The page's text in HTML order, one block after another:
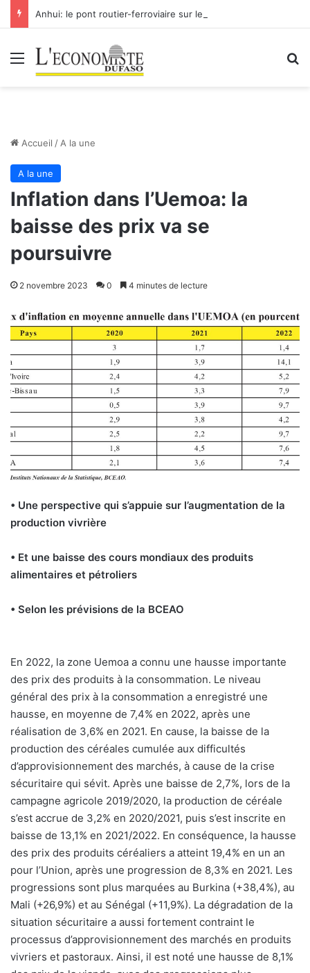
Menu
Accueil / A la une
A la une
Inflation dans l’Uemoa: la
baisse des prix va se
poursuivre
2 novembre 2023 0 4 minutes de lecture
• Une perspective qui s’appuie sur l’augmentation de la
production vivrière
• Et une baisse des cours mondiaux des produits
alimentaires et pétroliers
• Selon les prévisions de la BCEAO
En 2022, la zone Uemoa a connu une hausse importante
des prix des produits à la consommation. Le niveau
général des prix à la consommation a enregistré une
hausse, en moyenne de 7,4% en 2022, après une
réalisation de 3,6% en 2021. En cause, la baisse de la
production des céréales cumulée aux difficultés
d’approvisionnement des marchés, à cause de la crise
sécuritaire qui sévit. Après une baisse de 2,7%, lors de la
campagne agricole 2019/2020, la production de céréale
s’est accrue de 3,2% en 2020/2021, puis s’est inscrite en
baisse de 13,1% en 2021/2022. En conséquence, la hausse
des prix des produits céréaliers a atteint 19,4% en un an
pour l’Union, après une progression de 8,3% en 2021. Les
progressions sont plus marquées au Burkina (+38,4%), au
Mali (+26,9%) et au Sénégal (+11,9%). La dégradation de la
situation sécuritaire a aussi fortement contraint le
processus d’approvisionnement des marchés en produits
vivriers et pastoraux. Ainsi, il est noté une hausse de 8,1%